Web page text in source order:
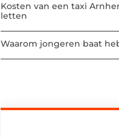
Kosten van een taxi
letten
Waarom jongeren baat